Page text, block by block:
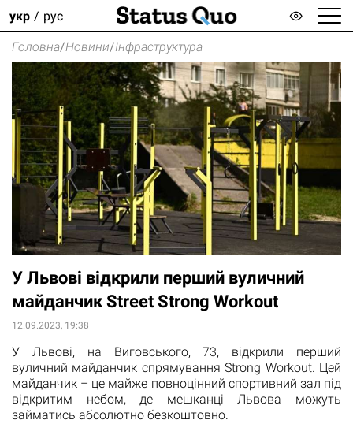
укр рус
Головна/Новини/Інфраструктура
У Львові відкрили перший вуличний
майданчик Street Strong Workout
12.09.2023, 19:38
У Львові, на Виговського, 73, відкрили перший
вуличний майданчик спрямування Strong Workout. Цей
майданчик – це майже повноцінний спортивний зал під
відкритим небом, де мешканці Львова можуть
займатись абсолютно безкоштовно.